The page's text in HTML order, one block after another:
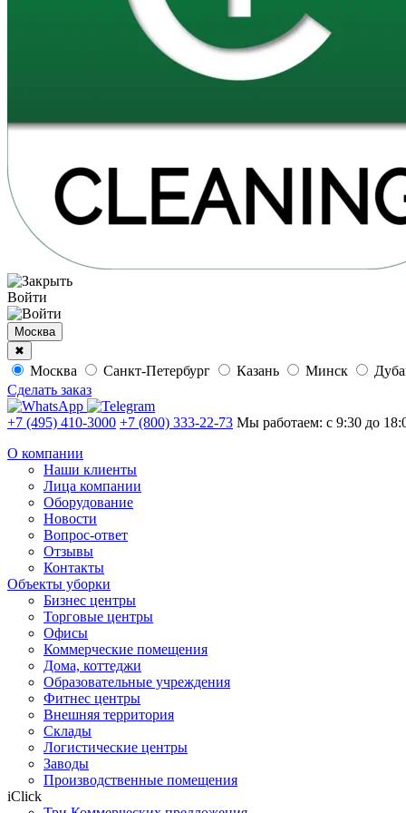
Войти
Москва
✖
Москва Санкт-Петербург Казань Минск
Сделать заказ
+7 (495) 410-3000 +7 (800) 333-22-73 Мы работаем: с 9:30 до
О компании
Наши клиенты
Лица компании
Оборудование
Новости
Вопрос-ответ
Отзывы
Контакты
Объекты уборки
Бизнес центры
Торговые центры
Офисы
Коммерческие помещения
Дома, коттеджи
Образовательные учреждения
Фитнес центры
Внешняя территория
Склады
Логистические центры
Заводы
Производственные помещения
iClick